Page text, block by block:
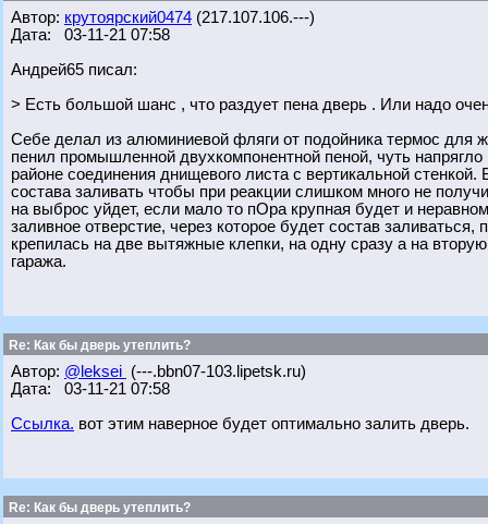
Автор: крутоярский0474 (217.107.106.---)
Дата: 03-11-21 07:58
Андрей65 писал:
> Есть большой шанс , что раздует пена дверь . Или надо
Себе делал из алюминиевой фляги от подойника термос для
пенил промышленной двухкомпонентной пеной, чуть
районе соединения днищевого листа с вертикальной
состава заливать чтобы при реакции слишком много не
на выброс уйдет, если мало то пОра крупная будет и
заливное отверстие, через которое будет состав
крепилась на две вытяжные клепки, на одну сразу а на
гаража.
Re: Как бы дверь утеплить?
Автор: @leksei (---.bbn07-103.lipetsk.ru)
Дата: 03-11-21 07:58
Ссылка. вот этим наверное будет оптимально залить дверь.
Re: Как бы дверь утеплить?